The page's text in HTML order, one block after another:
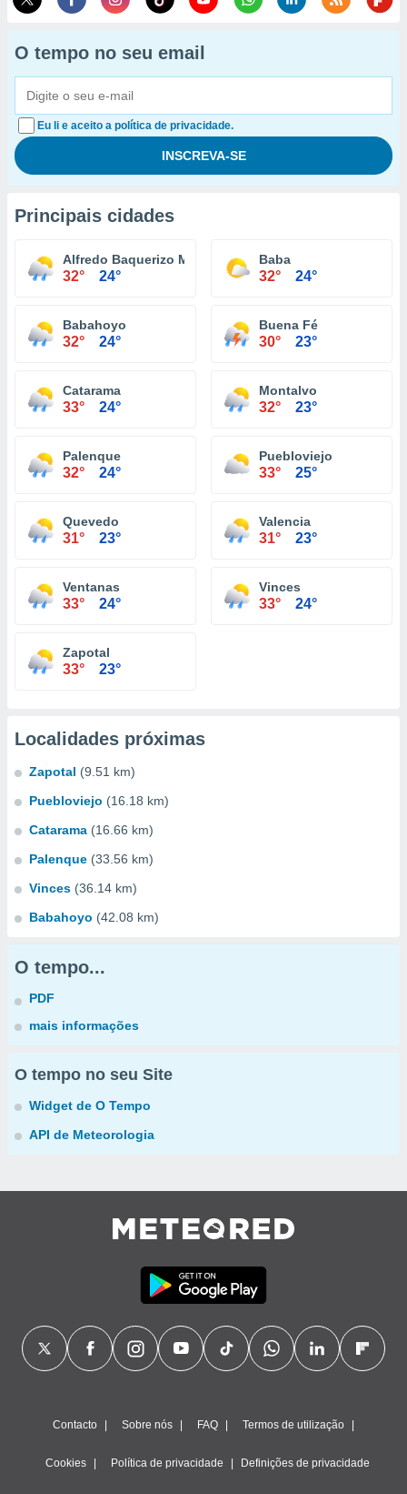
O tempo no seu email
Eu li e aceito a política de privacidade.
Principais cidades
Alfredo Baquerizo Moreno
32° 24°
Baba
32° 24°
Babahoyo
32° 24°
Buena Fé
30° 23°
Catarama
33° 24°
Montalvo
32° 23°
Palenque
32° 24°
Puebloviejo
33° 25°
Quevedo
31° 23°
Valencia
31° 23°
Ventanas
33° 24°
Vinces
33° 24°
Zapotal
33° 23°
Localidades próximas
Zapotal (9.51 km)
Puebloviejo (16.18 km)
Catarama (16.66 km)
Palenque (33.56 km)
Vinces (36.14 km)
Babahoyo (42.08 km)
O tempo...
PDF
mais informações
O tempo no seu Site
Widget de O Tempo
API de Meteorologia
Contacto Sobre nós FAQ Termos de utilização
Cookies Política de privacidade Definições de privacidade